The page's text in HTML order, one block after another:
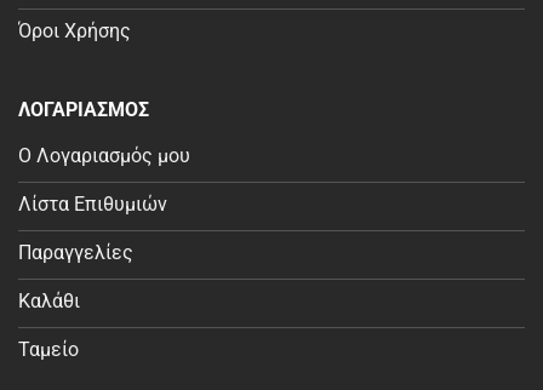
Όροι Χρήσης
ΛΟΓΑΡΙΑΣΜΟΣ
Ο Λογαριασμός μου
Λίστα Επιθυμιών
Παραγγελίες
Καλάθι
Ταμείο